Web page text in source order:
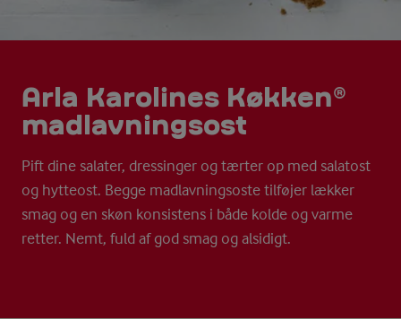
Arla Karolines Køkken®
madlavningsost
Pift dine salater, dressinger og tærter op med salatost
og hytteost. Begge madlavningsoste tilføjer lækker
smag og en skøn konsistens i både kolde og varme
retter. Nemt, fuld af god smag og alsidigt.